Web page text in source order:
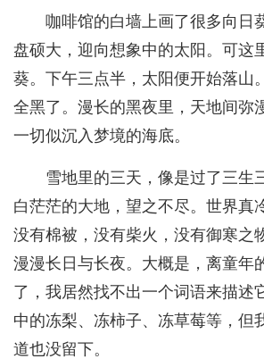
咖啡馆的白墙上画了很多向日
盘硕大，迎向想象中的太阳。可这
葵。下午三点半，太阳便开始落山
全黑了。漫长的黑夜里，天地间弥
一切似沉入梦境的海底。
雪地里的三天，像是过了三生
白茫茫的大地，望之不尽。世界真
没有棉被，没有柴火，没有御寒之
漫漫长日与长夜。大概是，离童年
了，我居然找不出一个词语来描述
中的冻梨、冻柿子、冻草莓等，但
道也没留下。